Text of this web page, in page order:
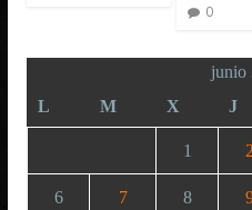
0
junio
L
M X J
1 2
6 7 8